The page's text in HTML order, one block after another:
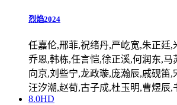
烈焰2024
任嘉伦,邢菲,祝绪丹,严屹宽,朱正廷,
乔恩,韩栋,任言恺,徐正溪,何润东,马
向京,刘些宁,龙政璇,庞瀚辰,戚砚笛,
汪汐潮,赵荀,古子成,杜玉明,曹煜辰,
8.0HD